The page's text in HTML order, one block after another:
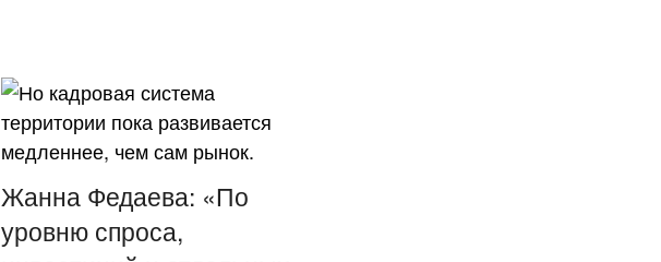
Жанна Федаева: «По
уровню спроса,